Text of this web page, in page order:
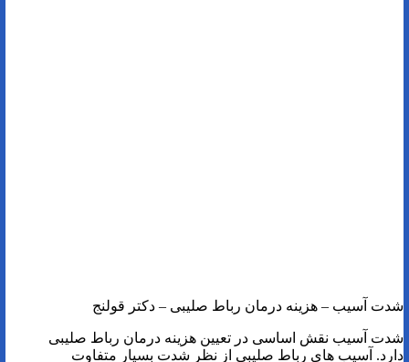
شدت آسیب – هزینه درمان رباط صلیبی – دکتر قولنج
شدت آسیب نقش اساسی در تعیین هزینه درمان رباط صلیبی
دارد. آسیب های رباط صلیبی از نظر شدت بسیار متفاوت